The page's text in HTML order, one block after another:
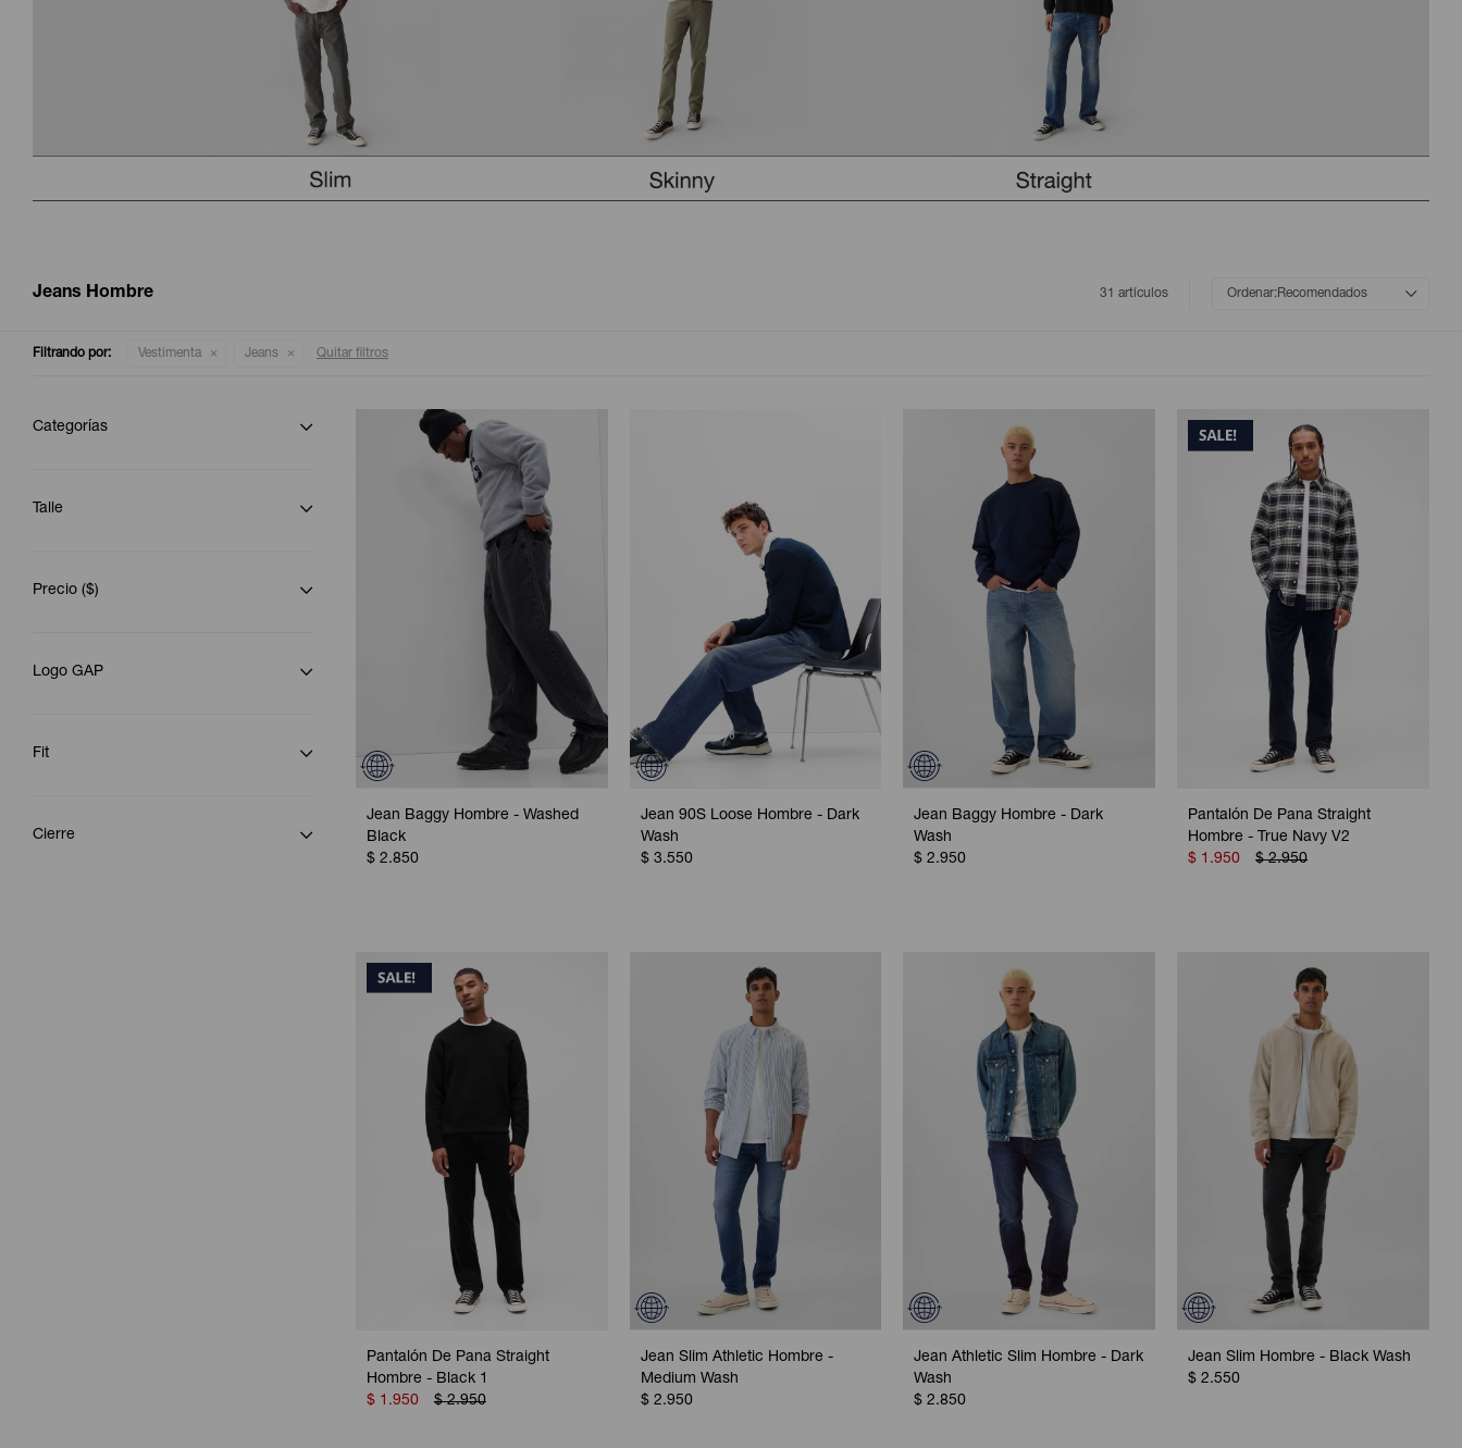
Jeans Hombre 31 artículos Recomendados
Filtrando por: Vestimenta Jeans Quitar filtros
Jean Baggy Hombre - Washed
Black
$ 2.850
Jean 90S Loose Hombre - Dark
Wash
$ 3.550
Jean Baggy Hombre - Dark
Wash
$ 2.950
Pantalón De Pana Straight
Hombre - True Navy V2
$ 1.950 $ 2.950
Pantalón De Pana Straight
Hombre - Black 1
$ 1.950 $ 2.950
Jean Slim Athletic Hombre -
Medium Wash
$ 2.950
Jean Athletic Slim Hombre - Dark
Wash
$ 2.850
Jean Slim Hombre - Black Wash
$ 2.550
Categorías
Talle
Precio ($)
Logo GAP
Fit
Cierre